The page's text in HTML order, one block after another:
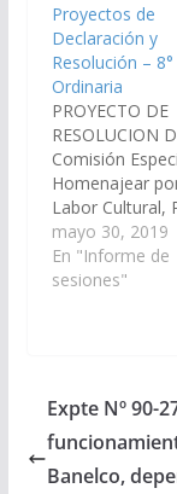
por…
Proyectos de
Declaración y
Resolución –
Ordinaria
PROYECTO DE
RESOLUCION
Comisión
Homenajear
Labor Cultural,
Humanitaria,
y/o Instituciones
Destacadas - Del
Condorí, a
mediante
Nº 64/19 de
Cámara de
mayo 30, 2019
En "Informe de
sesiones"
Expte Nº 90-
Banelco,